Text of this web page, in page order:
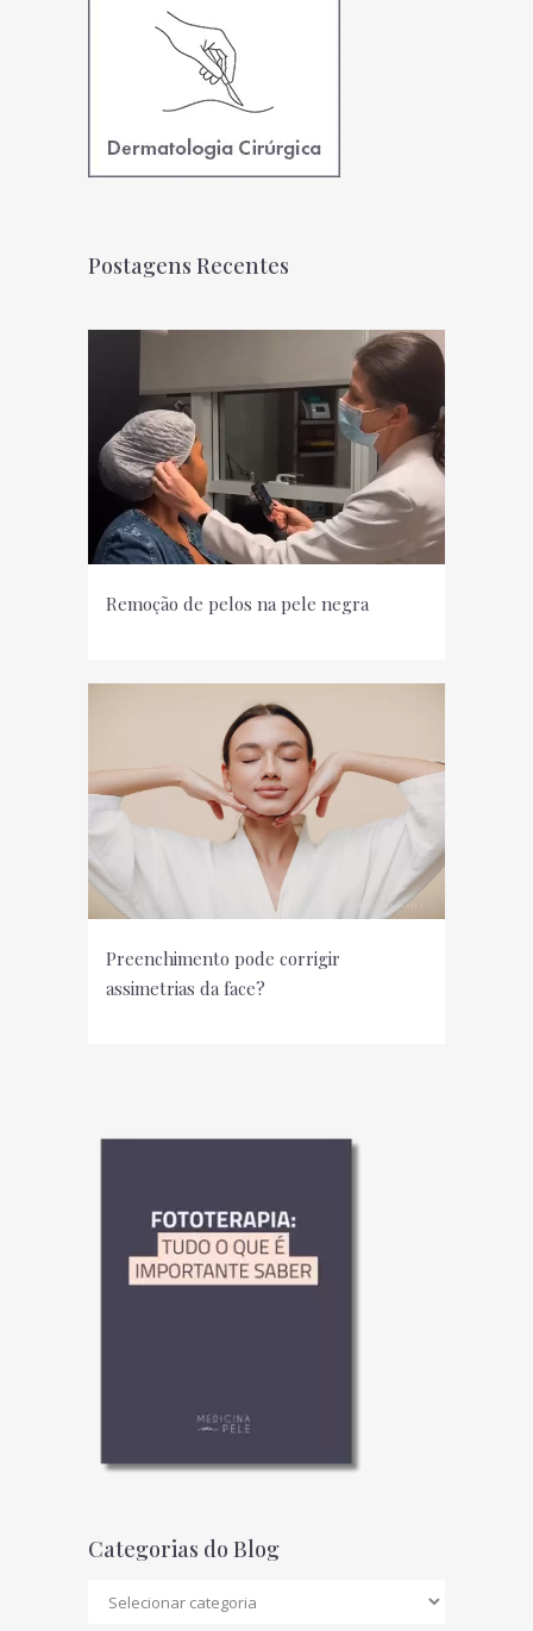
Postagens Recentes
Remoção de pelos na pele negra
Preenchimento pode corrigir
assimetrias da face?
Categorias do Blog
Categorias